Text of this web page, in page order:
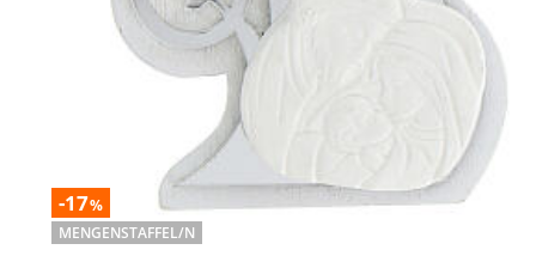
-17%
MENGENSTAFFEL/N